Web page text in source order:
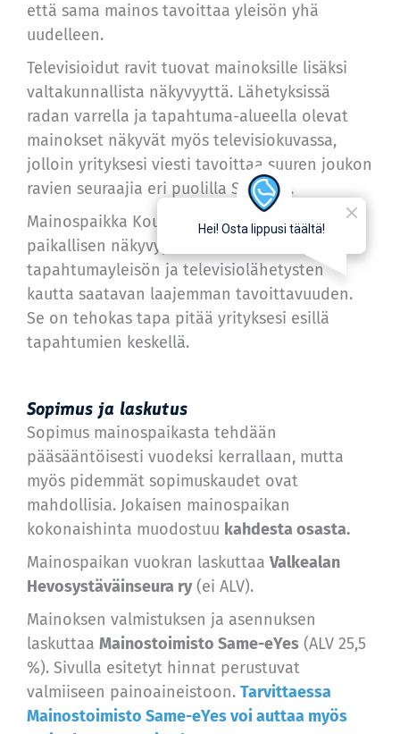
että sama mainos tavoittaa yleisön yhä
uudelleen.
Televisioidut ravit tuovat mainoksille lisäksi
valtakunnallista näkyvyyttä. Lähetyksissä
radan varrella ja tapahtuma-alueella olevat
mainokset näkyvät myös televisiokuvassa,
jolloin yrityksesi viesti tavoittaa suuren joukon
ravien seuraajia eri puolilla Suomea.
Mainospaikka Kouvolan raviradalla yhdistää
paikallisen näkyvyyden, toistuvan
tapahtumayleisön ja televisiolähetysten
kautta saatavan laajemman tavoittavuuden.
Se on tehokas tapa pitää yrityksesi esillä
tapahtumien keskellä.
Sopimus ja laskutus
Sopimus mainospaikasta tehdään
pääsääntöisesti vuodeksi kerrallaan, mutta
myös pidemmät sopimuskaudet ovat
mahdollisia. Jokaisen mainospaikan
kokonaishinta muodostuu kahdesta osasta.
Mainospaikan vuokran laskuttaa Valkealan
Hevosystäväinseura ry(ei ALV).
Mainoksen valmistuksen ja asennuksen
laskuttaa Mainostoimisto Same-eYes (ALV 25,5
%). Sivulla esitetyt hinnat perustuvat
valmiiseen painoaineistoon. Tarvittaessa
Mainostoimisto Same-eYes voi auttaa myös